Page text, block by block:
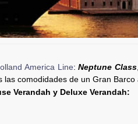
America Line:Neptune Class
comodidades de un Gran Barco
Verandah y Deluxe Verandah: